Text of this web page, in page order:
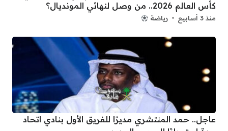
كأس العالم 2026.. من وصل لنهائي المونديال؟
منذ 3 أسابيع رياضة
عاجل.. حمد المنتشري مديرًا للفريق الأول بنادي اتحاد